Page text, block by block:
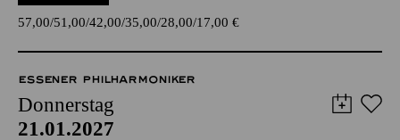
57,00 51,00 42,00 35,00 28,00 17,00 €
ESSENER PHILHARMONIKER
Donnerstag
21.01.2027